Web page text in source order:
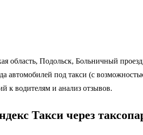
область, Подольск, Больничный
автомобилей под такси (с
к водителям и анализ отзывов.
Такси через